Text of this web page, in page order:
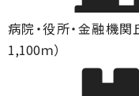
病院・役所・金融機関
1,100ｍ）